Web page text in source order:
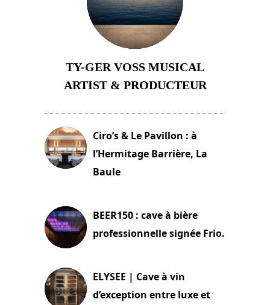
TY-GER VOSS MUSICAL
ARTIST & PRODUCTEUR
Ciro’s & Le Pavillon : à
l’Hermitage Barrière, La
Baule
BEER150 : cave à bière
professionnelle signée Frio.
ELYSEE | Cave à vin
d’exception entre luxe et